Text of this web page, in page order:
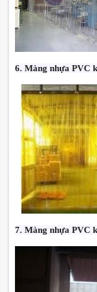
6. Màng nhựa PVC
7. Màng nhựa PVC